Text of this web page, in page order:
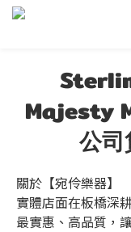
Majesty
公司
關於【宛伶樂器】
實體店面在板橋深
最實惠、高品質，